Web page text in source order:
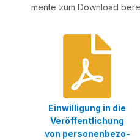
men­te zum Down­load
Ein­wil­li­gung in die
Ver­öf­fent­li­chung
von per­so­nen­be­zo­